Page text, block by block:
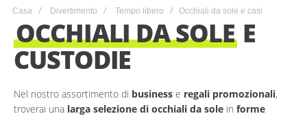
Casa Divertimento Tempo libero Occhiali da sole e casi
OCCHIALI DA SOLEE
CUSTODIE
Nel nostro assortimento di business e regali promozionali,
troverai una larga selezione di occhiali da sole in forme